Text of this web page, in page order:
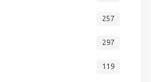
257
297
119